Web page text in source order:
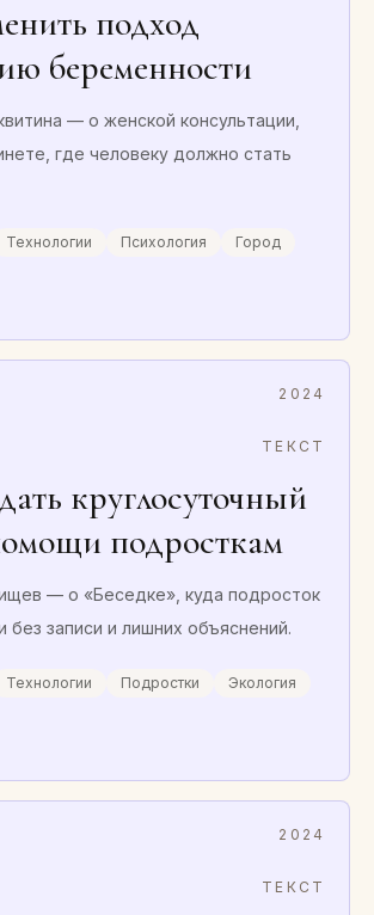
подход
беременности
— о женской консультации,
где человеку должно стать
Технологии Психология Город
2024
ТЕКСТ
круглосуточный
подросткам
— о «Беседке», куда подросток
без записи и лишних объяснений.
Технологии Подростки Экология
2024
ТЕКСТ